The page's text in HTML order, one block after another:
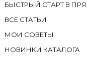
БЫСТРЫЙ СТАРТ В
ВСЕ СТАТЬИ
МОИ СОВЕТЫ
НОВИНКИ КАТАЛОГА